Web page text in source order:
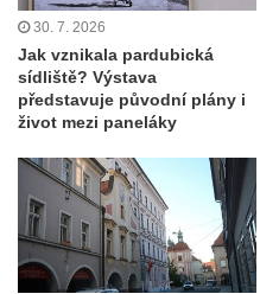
Čechách
Dům čp. 102 v Potoční ulici
Čechách
Dům čp. 109 v ulici Ke
Dům čp. 181 v Mikovcově
Čechách
Dům čp. 167 v ulici Pod
v Čechách
30. 7. 2026
Jak vznikala pardubická
sídliště? Výstava
představuje původní plány i
život mezi paneláky